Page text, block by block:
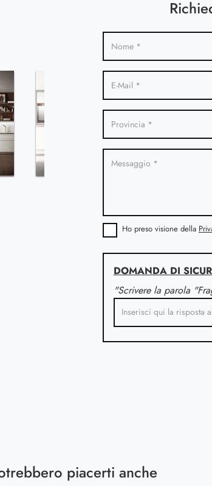
Ho preso visione della
DOMANDA DI
"Scrivere la parola
piacerti anche